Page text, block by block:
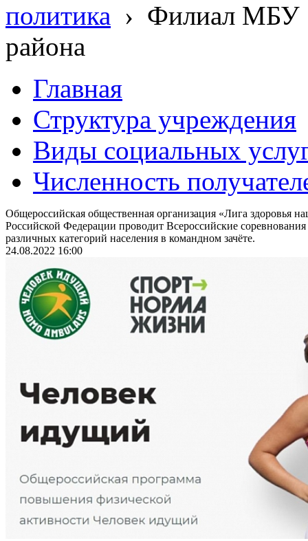
политика › Филиал МБУ
района
Главная
Структура учреждения
Виды социальных
Численность
Общероссийская общественная организация «Лига здоровья
Российской Федерации проводит Всероссийские
различных категорий населения в командном зачёте.
24.08.2022 16:00